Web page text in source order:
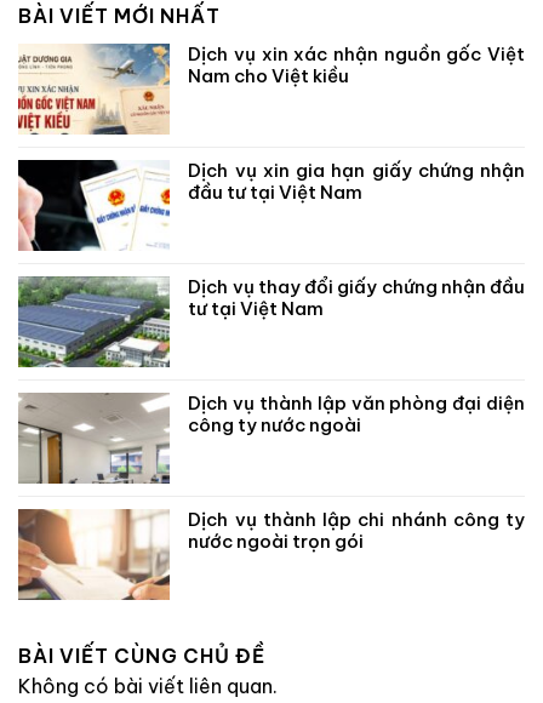
BÀI VIẾT MỚI NHẤT
Dịch vụ xin xác nhận nguồn gốc Việt
Nam cho Việt kiều
Dịch vụ xin gia hạn giấy chứng nhận
đầu tư tại Việt Nam
Dịch vụ thay đổi giấy chứng nhận đầu
tư tại Việt Nam
Dịch vụ thành lập văn phòng đại diện
công ty nước ngoài
Dịch vụ thành lập chi nhánh công ty
nước ngoài trọn gói
BÀI VIẾT CÙNG CHỦ ĐỀ
Không có bài viết liên quan.